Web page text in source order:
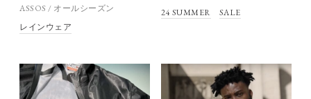
ASSOS / オールシーズン
レインウェア
24 SUMMER
SALE